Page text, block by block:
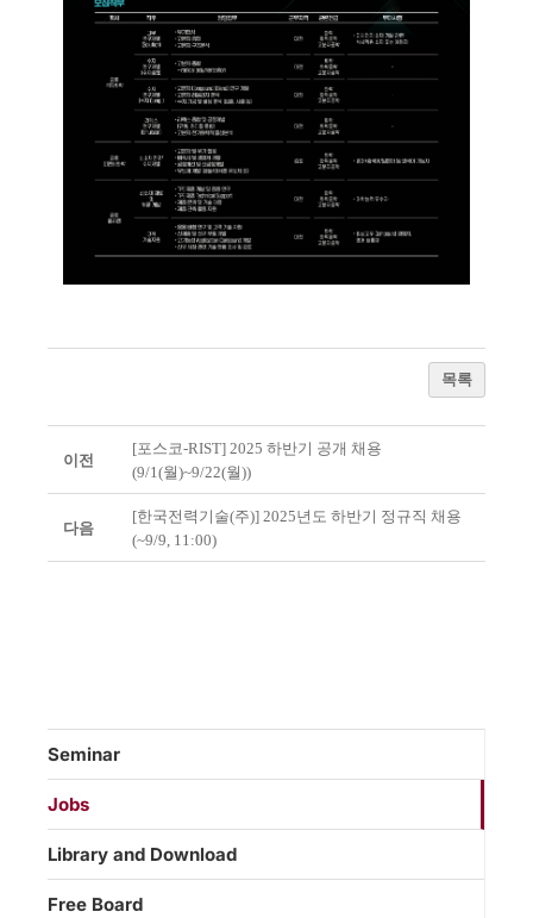
목록
이전
[포스코-RIST] 2025 하반기 공개 채용
(9/1(월)~9/22(월))
다음
[한국전력기술(주)] 2025년도 하반기 정규직 채용
(~9/9, 11:00)
Seminar
Jobs
Library and Download
Free Board